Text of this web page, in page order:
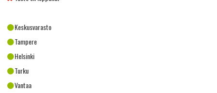
Keskusvarasto
Tampere
Helsinki
Turku
Vantaa